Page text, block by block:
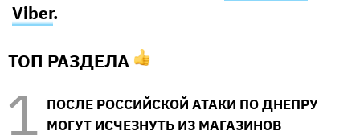
Viber.
ТОП РАЗДЕЛА
ПОСЛЕ РОССИЙСКОЙ АТАКИ ПО ДНЕПРУ
МОГУТ ИСЧЕЗНУТЬ ИЗ МАГАЗИНОВ